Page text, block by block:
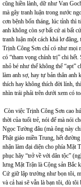
cũng hiền lành, dữ như Van
mà gây tranh luận trong nước
cơn bệnh bốn tháng, lúc tỉnh thì
anh không còn sợ bất cứ ai bất
tranh luận một cách khá lơ
Trịnh Công Sơn chỉ có như mọi
có “tham vọng chính trị” chi
nhỏ bé như thế không thể “apt”
làm anh sợ, hay tự bản thân
thích hay không thích đời lính,
nhìn trái phải trên dưới xem có
Còn việc Trịnh Công Sơn cao
thời của tuổi trẻ, nói để mà nói
Ngọc Tường đâu (mà ông này
Phật giáo miền Trung, hết
nhận làm đại diện cho phía Mặt
phục hãy “trở về với dân tộc”
lưng Mặt Trận là Cộng sản Bắc
Cứ giữ lập trường như bọn tôi,
và cả hai sẽ vẫn là bạn tôi, dù